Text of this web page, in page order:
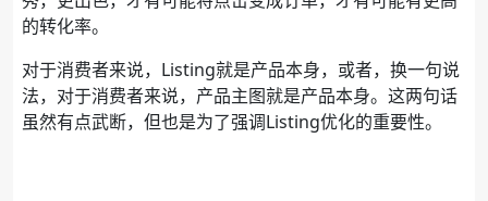
的转化率。
对于消费者来说，Listing就是产品本身，或者，换一句说
法，对于消费者来说，产品主图就是产品本身。这两句话
虽然有点武断，但也是为了强调Listing优化的重要性。